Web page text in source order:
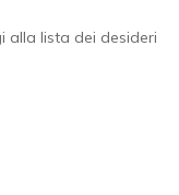
alla lista dei desideri